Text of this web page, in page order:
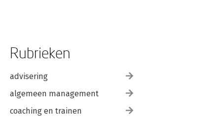
Rubrieken
advisering
algemeen management
coaching en trainen